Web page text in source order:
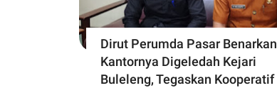
Dirut Perumda Pasar Benarkan
Kantornya Digeledah Kejari
Buleleng, Tegaskan Kooperatif